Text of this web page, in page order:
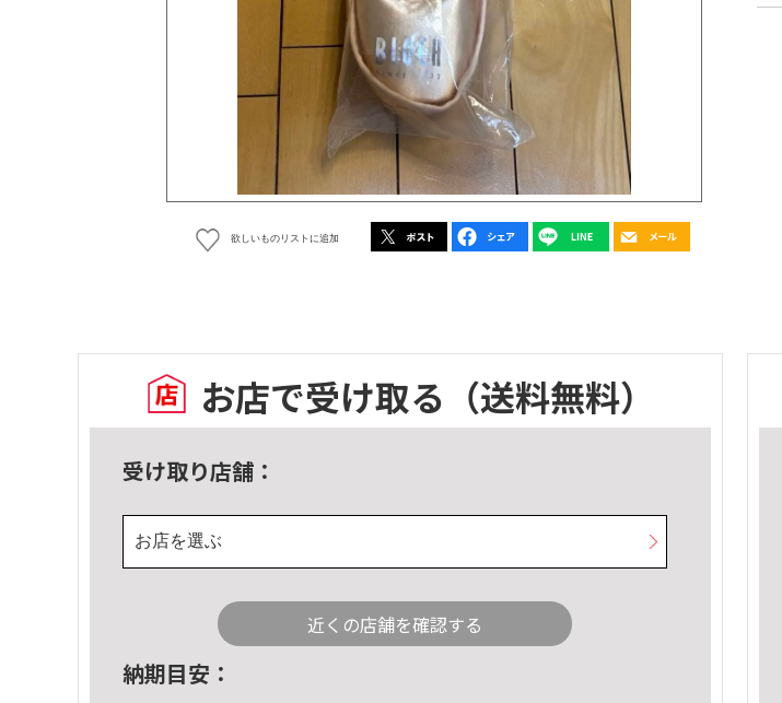
欲しいものリストに追加
お店で受け取る （送料無料）
受け取り店舗：
お店を選ぶ
近くの店舗を確認する
納期目安：